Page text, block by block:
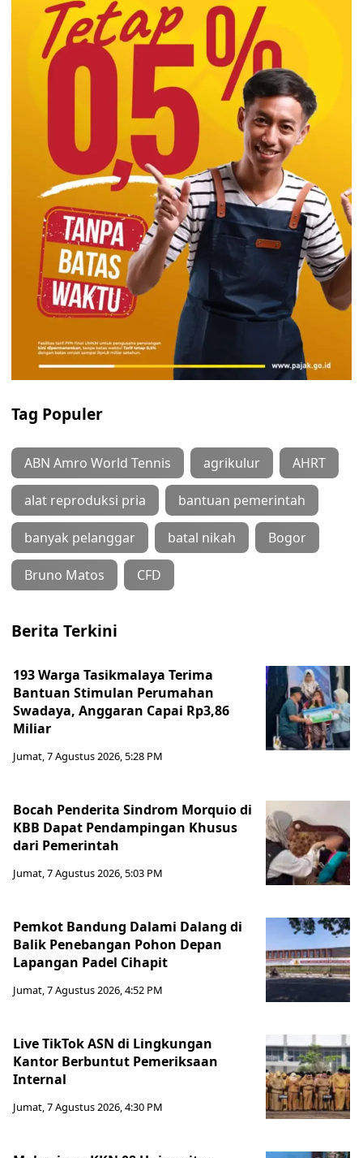
Tag Populer
ABN Amro World Tennis agrikulur AHRT
alat reproduksi pria bantuan pemerintah
banyak pelanggar batal nikah Bogor
Bruno Matos CFD
Berita Terkini
193 Warga Tasikmalaya Terima
Bantuan Stimulan Perumahan
Swadaya, Anggaran Capai Rp3,86
Miliar
Jumat, 7 Agustus 2026, 5:28 PM
Bocah Penderita Sindrom Morquio di
KBB Dapat Pendampingan Khusus
dari Pemerintah
Jumat, 7 Agustus 2026, 5:03 PM
Pemkot Bandung Dalami Dalang di
Balik Penebangan Pohon Depan
Lapangan Padel Cihapit
Jumat, 7 Agustus 2026, 4:52 PM
Live TikTok ASN di Lingkungan
Kantor Berbuntut Pemeriksaan
Internal
Jumat, 7 Agustus 2026, 4:30 PM